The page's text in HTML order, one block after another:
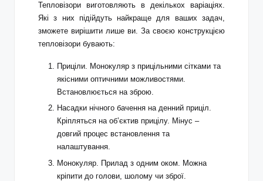
Тепловізори виготовляють в декількох варіаціях.
Які з них підійдуть найкраще для ваших задач,
зможете вирішити лише ви. За своєю конструкцією
тепловізори бувають:
Приціли. Монокуляр з прицільними сітками та
якісними оптичними можливостями.
Встановлюється на зброю.
Насадки нічного бачення на денний приціл.
Кріпляться на об’єктив прицілу. Мінус –
довгий процес встановлення та
налаштування.
Монокуляр. Прилад з одним оком. Можна
кріпити до голови, шолому чи зброї.